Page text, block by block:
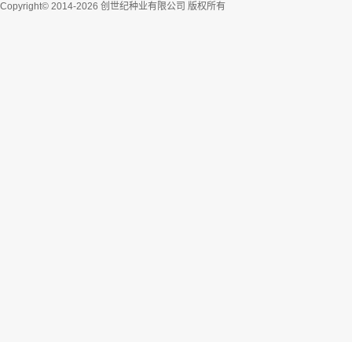
Copyright© 2014-2026 创世纪种业有限公司 版权所有